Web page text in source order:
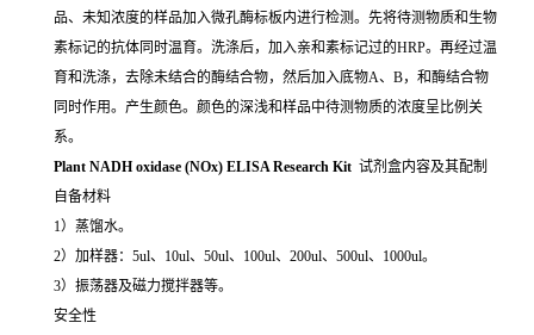
品、未知浓度的样品加入微孔酶标板内进行检测。先将待测物质和生物
素标记的抗体同时温育。洗涤后，加入亲和素标记过的HRP。再经过温
育和洗涤，去除未结合的酶结合物，然后加入底物A、B，和酶结合物
同时作用。产生颜色。颜色的深浅和样品中待测物质的浓度呈比例关
系。
Plant NADH oxidase (NOx) ELISA Research Kit 试剂盒内容及其配制
自备材料
1）蒸馏水。
2）加样器：5ul、10ul、50ul、100ul、200ul、500ul、1000ul。
3）振荡器及磁力搅拌器等。
安全性